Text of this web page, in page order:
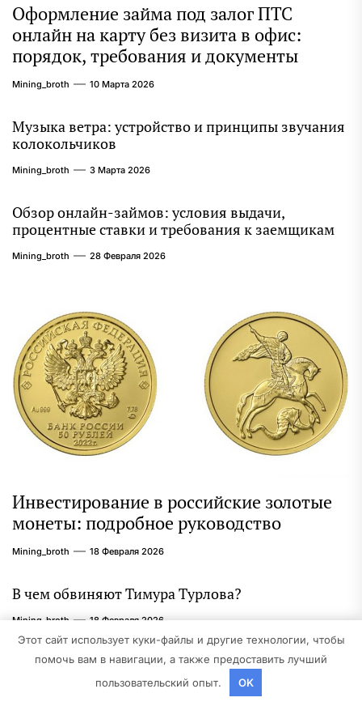
Оформление займа под залог ПТС
онлайн на карту без визита в офис:
порядок, требования и документы
Mining_broth 10 Марта 2026
Музыка ветра: устройство и принципы звучания
колокольчиков
Mining_broth 3 Марта 2026
Обзор онлайн-займов: условия выдачи,
процентные ставки и требования к заемщикам
Mining_broth 28 Февраля 2026
Инвестирование в российские золотые
монеты: подробное руководство
Mining_broth 18 Февраля 2026
В чем обвиняют Тимура Турлова?
Mining_broth 18 Февраля 2026
Освоение рабочих профессий быстро и легко
17 Февраля 2026
Этот сайт использует куки-файлы и другие технологии, чтобы
помочь вам в навигации, а также предоставить лучший
пользовательский опыт.
OK